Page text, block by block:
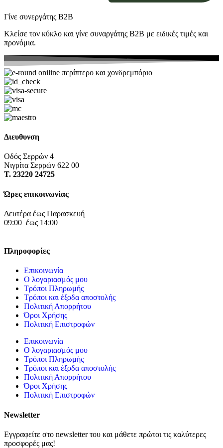
Γίνε συνεργάτης Β2Β
Κλείσε τον κύκλο και γίνε συναργάτης B2Β με ειδικές τιμές και
προνόμια.
Διευθυνση
Οδός Σερρών 4
Νιγρίτα Σερρών 622 00
Τ. 23220 24725
Ώρες επικοινωνίας
Δευτέρα έως Παρασκευή
09:00 έως 14:00
Πληροφορίες
Επικοινωνία
Ο λογαριασμός μου
Τρόποι Πληρωμής
Τρόποι και έξοδα αποστολής
Πολιτική Απορρήτου
Όροι Χρήσης
Πολιτική Επιστροφών
Επικοινωνία
Ο λογαριασμός μου
Τρόποι Πληρωμής
Τρόποι και έξοδα αποστολής
Πολιτική Απορρήτου
Όροι Χρήσης
Πολιτική Επιστροφών
Newsletter
Εγγραφείτε στο newsletter του και μάθετε πρώτοι τις καλύτερες
προσφορές μας!